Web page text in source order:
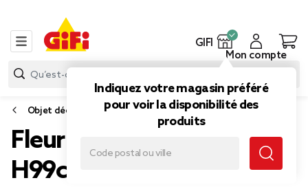
GIFI
Indiquez votre magasin préféré
pour voir la disponibilité des
produits
Mon compte
Objet déco extérieure
Fleur métal à planter iris
H99cm (3 modèles)